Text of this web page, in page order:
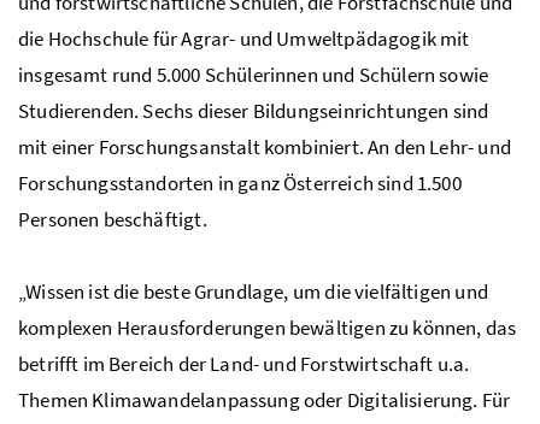
die Hochschule für Agrar- und Umweltpädagogik mit
insgesamt rund 5.000 Schülerinnen und Schülern sowie
Studierenden. Sechs dieser Bildungseinrichtungen sind
mit einer Forschungsanstalt kombiniert. An den Lehr- und
Forschungsstandorten in ganz Österreich sind 1.500
Personen beschäftigt.
„Wissen ist die beste Grundlage, um die vielfältigen und
komplexen Herausforderungen bewältigen zu können, das
betrifft im Bereich der Land- und Forstwirtschaft u.a.
Themen Klimawandelanpassung oder Digitalisierung. Für